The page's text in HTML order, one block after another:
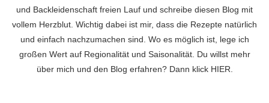
und Backleidenschaft freien Lauf und schreibe diesen Blog mit
vollem Herzblut. Wichtig dabei ist mir, dass die Rezepte natürlich
und einfach nachzumachen sind. Wo es möglich ist, lege ich
großen Wert auf Regionalität und Saisonalität. Du willst mehr
über mich und den Blog erfahren? Dann klick HIER